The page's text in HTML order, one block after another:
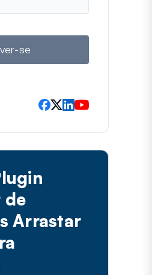
se
de
Arrastar